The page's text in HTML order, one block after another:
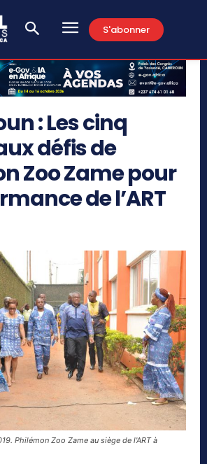
S'abonner
: Les cinq
défis de
Zoo Zame pour
de l’ART
Philémon Zoo Zame au siège de l'ART à